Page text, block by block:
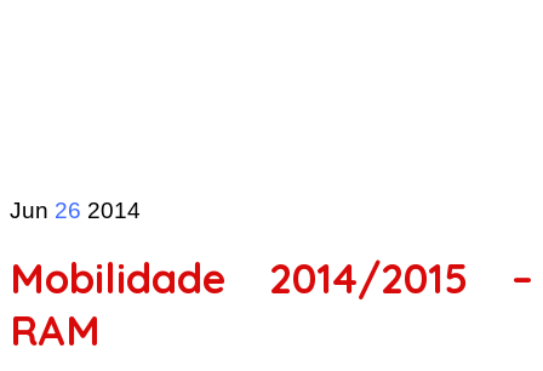
Jun 26 2014
Mobilidade 2014/2015 –
RAM